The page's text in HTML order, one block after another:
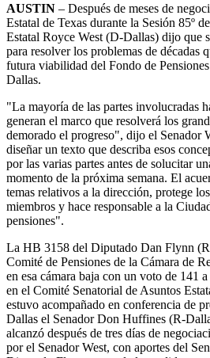
AUSTIN – Después de meses de
Estatal de Texas durante la Sesión 85º
Estatal Royce West (D-Dallas) dijo que
para resolver los problemas de décadas
futura viabilidad del Fondo de
Dallas.
"La mayoría de las partes involucradas
generan el marco que resolverá los
demorado el progreso", dijo el Senador
diseñar un texto que describa esos
por las varias partes antes de solucitar
momento de la próxima semana. El
temas relativos a la dirección, protege
miembros y hace responsable a la
pensiones".
La HB 3158 del Diputado Dan Flynn
Comité de Pensiones de la Cámara de
en esa cámara baja con un voto de 141
en el Comité Senatorial de Asuntos
estuvo acompañado en conferencia de
Dallas el Senador Don Huffines (R-
alcanzó después de tres días de
por el Senador West, con aportes del